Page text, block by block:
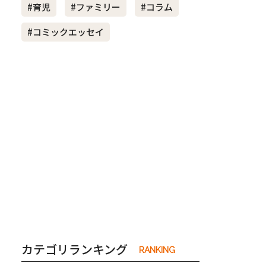
夫婦 #産休
#育児
#ファミリー
#コラム
#コミックエッセイ
カテゴリランキング RANKING